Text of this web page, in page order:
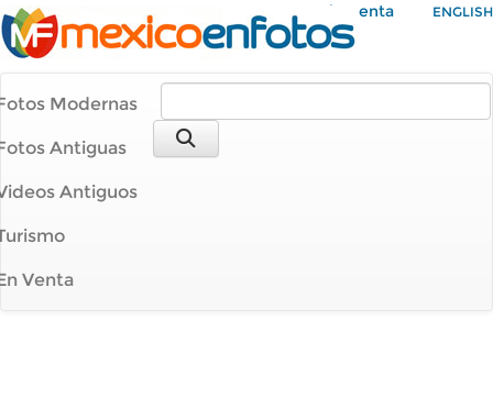
Mi Cuenta ENGLISH
Modernas
Antiguas
Antiguos
Venta